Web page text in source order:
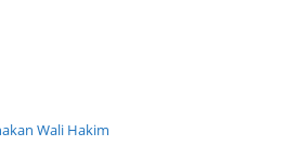
Wali Hakim